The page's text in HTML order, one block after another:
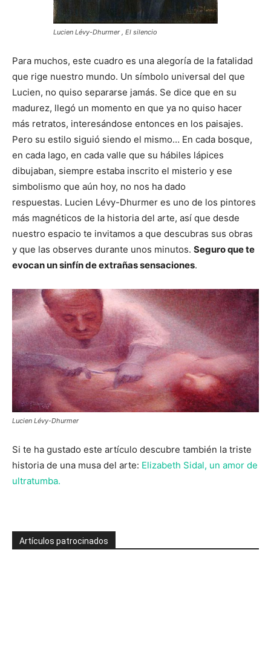
Lucien Lévy-Dhurmer , El silencio
Para muchos, este cuadro es una alegoría de la fatalidad
que rige nuestro mundo. Un símbolo universal del que
Lucien, no quiso separarse jamás. Se dice que en su
madurez, llegó un momento en que ya no quiso hacer
más retratos, interesándose entonces en los paisajes.
Pero su estilo siguió siendo el mismo… En cada bosque,
en cada lago, en cada valle que su hábiles lápices
dibujaban, siempre estaba inscrito el misterio y ese
simbolismo que aún hoy, no nos ha dado
respuestas. Lucien Lévy-Dhurmer es uno de los pintores
más magnéticos de la historia del arte, así que desde
nuestro espacio te invitamos a que descubras sus obras
y que las observes durante unos minutos. Seguro que te
evocan un sinfín de extrañas sensaciones.
Lucien Lévy-Dhurmer
Si te ha gustado este artículo descubre también la triste
historia de una musa del arte: Elizabeth Sidal, un amor de
ultratumba.
Artículos patrocinados